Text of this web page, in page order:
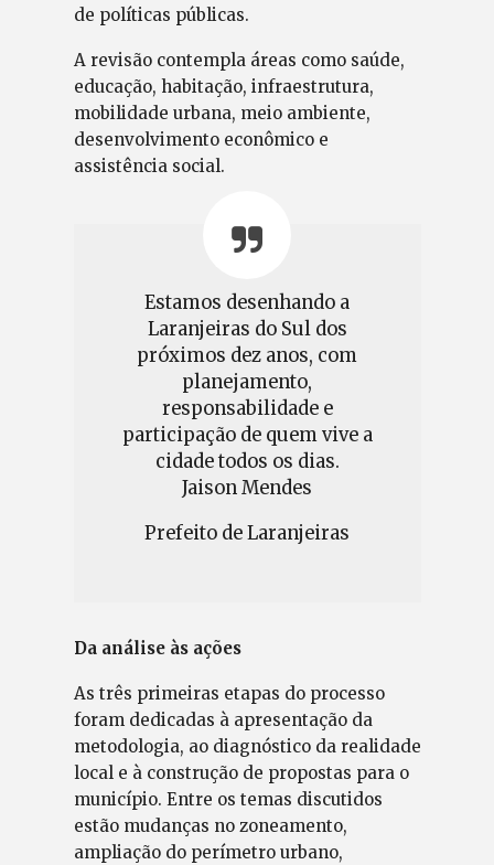
de políticas públicas.
A revisão contempla áreas como saúde,
educação, habitação, infraestrutura,
mobilidade urbana, meio ambiente,
desenvolvimento econômico e
assistência social.
Estamos desenhando a
Laranjeiras do Sul dos
próximos dez anos, com
planejamento,
responsabilidade e
participação de quem vive a
cidade todos os dias.
Jaison Mendes
Prefeito de Laranjeiras
Da análise às ações
As três primeiras etapas do processo
foram dedicadas à apresentação da
metodologia, ao diagnóstico da realidade
local e à construção de propostas para o
município. Entre os temas discutidos
estão mudanças no zoneamento,
ampliação do perímetro urbano,